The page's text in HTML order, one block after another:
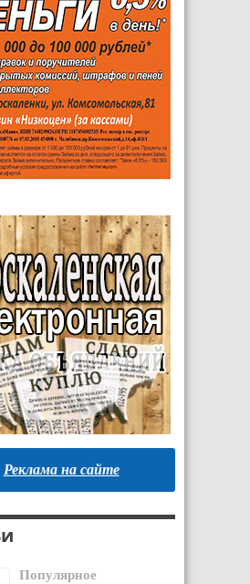
Реклама на сайте
Популярное